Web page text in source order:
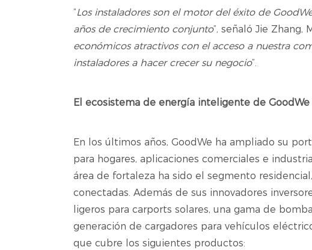
“Los instaladores son el motor del éxito de
años de crecimiento conjunto”, señaló Jie Zhang,
económicos atractivos con el acceso a nuestra
instaladores a hacer crecer su negocio”.
El ecosistema de energía inteligente de GoodWe
En los últimos años, GoodWe ha ampliado su
para hogares, aplicaciones comerciales e
área de fortaleza ha sido el segmento
conectadas. Además de sus innovadores
ligeros para carports solares, una gama de
generación de cargadores para vehículos
que cubre los siguientes productos: